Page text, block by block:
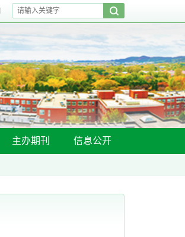
主办期刊 信息公开